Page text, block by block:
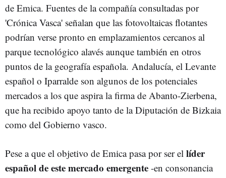
de Emica. Fuentes de la compañía consultadas por
'Crónica Vasca' señalan que las fotovoltaicas flotantes
podrían verse pronto en emplazamientos cercanos al
parque tecnológico alavés aunque también en otros
puntos de la geografía española. Andalucía, el Levante
español o Iparralde son algunos de los potenciales
mercados a los que aspira la firma de Abanto-Zierbena,
que ha recibido apoyo tanto de la Diputación de Bizkaia
como del Gobierno vasco.
Pese a que el objetivo de Emica pasa por ser el líder
español de este mercado emergente -en consonancia